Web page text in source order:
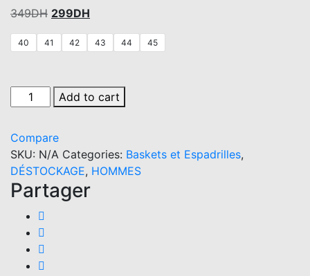
349DH Original
was:
299DH
is:
40 41 42 43 44 45
Espadrille
en
bleu
cuirel
bzy
quantity
Add to cart
Compare
SKU: N/A Categories: Baskets et Espadrilles,
DÉSTOCKAGE, HOMMES
Partager